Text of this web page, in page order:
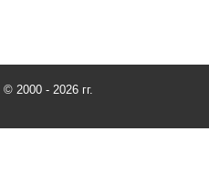
© 2000 - 2026 гг.